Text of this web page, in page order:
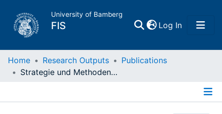
University of Bamberg
FIS Log In(current)
Home
Home Research Outputs
Publications
Strategie und Methoden der Soziologie